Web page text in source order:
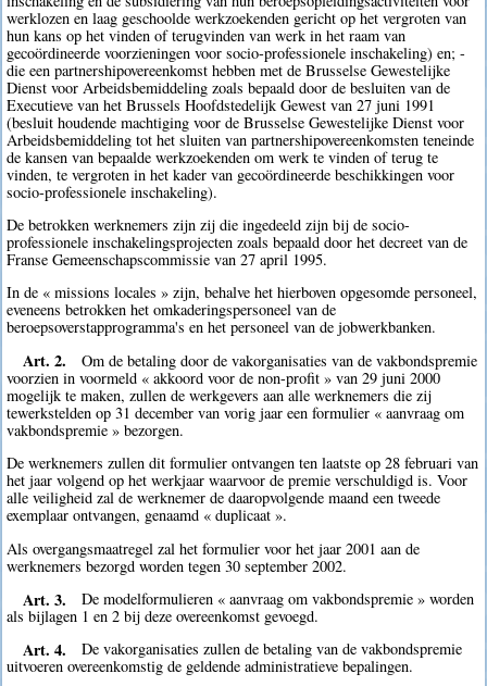
werklozen en laag geschoolde werkzoekenden gericht op het vergroten van
hun kans op het vinden of terugvinden van werk in het raam van
gecoördineerde voorzieningen voor socio-professionele inschakeling) en; -
die een partnershipovereenkomst hebben met de Brusselse Gewestelijke
Dienst voor Arbeidsbemiddeling zoals bepaald door de besluiten van de
Executieve van het Brussels Hoofdstedelijk Gewest van 27 juni 1991
(besluit houdende machtiging voor de Brusselse Gewestelijke Dienst voor
Arbeidsbemiddeling tot het sluiten van partnershipovereenkomsten teneinde
de kansen van bepaalde werkzoekenden om werk te vinden of terug te
vinden, te vergroten in het kader van gecoördineerde beschikkingen voor
socio-professionele inschakeling).
De betrokken werknemers zijn zij die ingedeeld zijn bij de socio-
professionele inschakelingsprojecten zoals bepaald door het decreet van de
Franse Gemeenschapscommissie van 27 april 1995.
In de « missions locales » zijn, behalve het hierboven opgesomde personeel,
eveneens betrokken het omkaderingspersoneel van de
beroepsoverstapprogramma's en het personeel van de jobwerkbanken.
Art. 2.
Om de betaling door de vakorganisaties van de vakbondspremie
voorzien in voormeld « akkoord voor de non-profit » van 29 juni 2000
mogelijk te maken, zullen de werkgevers aan alle werknemers die zij
tewerkstelden op 31 december van vorig jaar een formulier « aanvraag om
vakbondspremie » bezorgen.
De werknemers zullen dit formulier ontvangen ten laatste op 28 februari van
het jaar volgend op het werkjaar waarvoor de premie verschuldigd is. Voor
alle veiligheid zal de werknemer de daaropvolgende maand een tweede
exemplaar ontvangen, genaamd « duplicaat ».
Als overgangsmaatregel zal het formulier voor het jaar 2001 aan de
werknemers bezorgd worden tegen 30 september 2002.
Art. 3.
De modelformulieren « aanvraag om vakbondspremie » worden
als bijlagen 1 en 2 bij deze overeenkomst gevoegd.
Art. 4.
De vakorganisaties zullen de betaling van de vakbondspremie
uitvoeren overeenkomstig de geldende administratieve bepalingen.